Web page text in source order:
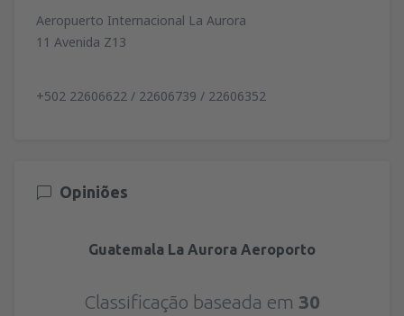
Aeropuerto Internacional La Aurora
11 Avenida Z13
+502 22606622 / 22606739 / 22606352
Opiniões
Guatemala La Aurora Aeroporto
Classificação baseada em 30